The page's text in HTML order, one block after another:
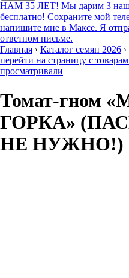
НАМ 35 ЛЕТ! Мы дарим 3
бесплатно! Сохраните мой
напишите мне в Максе. Я
ответном письме.
Главная › Каталог семян 2026 ›
перейти на страницу с
просматривали
Томат-гном
ГОРКА»
НЕ НУЖНО!)